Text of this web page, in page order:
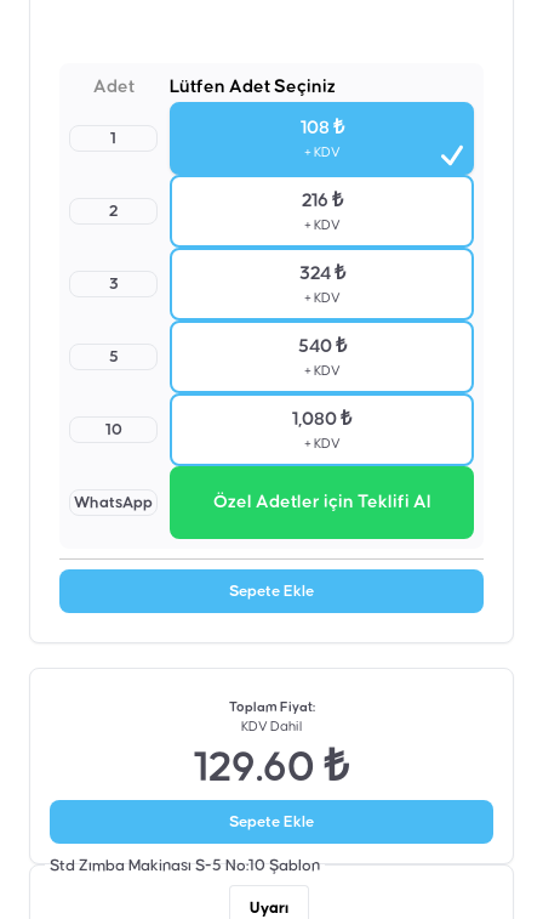
Adet Lütfen Adet Seçiniz
1
108 ₺
+ KDV
2
216 ₺
+ KDV
3
324 ₺
+ KDV
5
540 ₺
+ KDV
10
1,080 ₺
+ KDV
WhatsApp Özel Adetler için Teklifi Al
Sepete Ekle
Toplam Fiyat:
KDV Dahil
129.60 ₺
Sepete Ekle
Std Zımba Makinası S-5 No:10 Şablon
Uyarı